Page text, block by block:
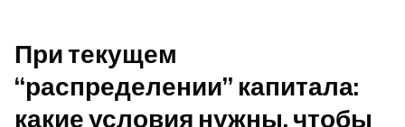
При текущем
“распределении” капитала:
какие условия нужны, чтобы